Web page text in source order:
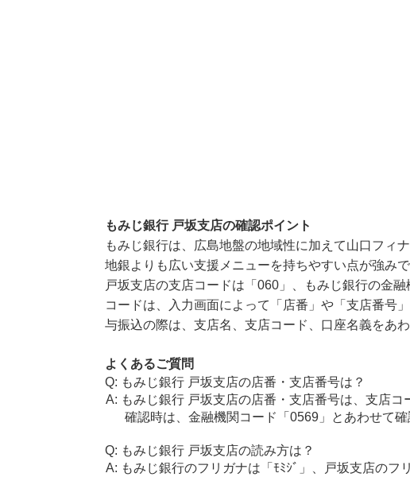
もみじ銀行 戸坂支店の確認ポイント
もみじ銀行は、広島地盤の地域性に加えて山口フィ
地銀よりも広い支援メニューを持ちやすい点が強みで
戸坂支店の支店コードは「060」、もみじ銀行の金
コードは、入力画面によって「店番」や「支店番号
与振込の際は、支店名、支店コード、口座名義をあ
よくあるご質問
もみじ銀行 戸坂支店の店番・支店番号は？
もみじ銀行 戸坂支店の店番・支店番号は、支店
確認時は、金融機関コード「0569」とあわせて確
もみじ銀行 戸坂支店の読み方は？
もみじ銀行のフリガナは「ﾓﾐｼﾞ」、戸坂支店の